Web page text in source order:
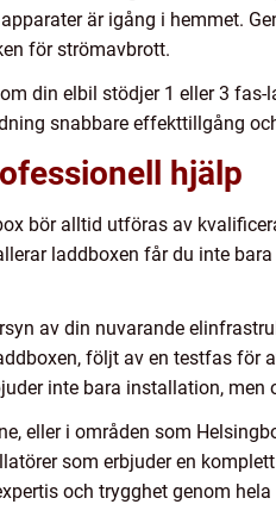
är igång i hemmet.
för strömavbrott.
din elbil stödjer 1 eller 3
snabbare effekttillgång
hjälp
bör alltid utföras av
laddboxen får du inte
av din nuvarande
följt av en testfas
inte bara installation,
eller i områden som
som erbjuder en
och trygghet genom hela